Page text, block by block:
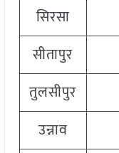
सिरसा
सीतापुर
तुलसीपुर
उन्नाव